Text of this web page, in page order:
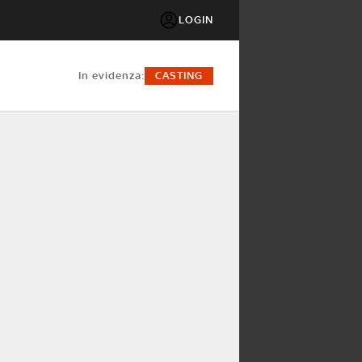
LOGIN
in evidenza: CASTING